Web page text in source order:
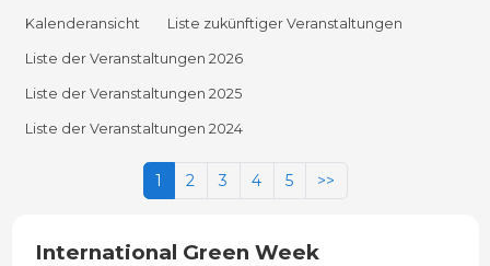
Kalenderansicht Liste zukünftiger Veranstaltungen
Liste der Veranstaltungen 2026
Liste der Veranstaltungen 2025
Liste der Veranstaltungen 2024
1 2 3 4 5 >>
International Green Week